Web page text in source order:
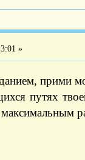
»
прими
путях
максимальным